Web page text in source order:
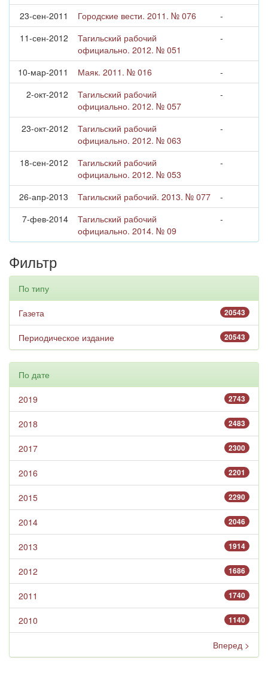
23-сен-2011 Городские вести. 2011. № 076
-
11-сен-2012
Тагильский рабочий
официально. 2012. № 051
-
10-мар-2011 Маяк. 2011. № 016
-
2-окт-2012
Тагильский рабочий
официально. 2012. № 057
-
23-окт-2012
Тагильский рабочий
официально. 2012. № 063
-
18-сен-2012
Тагильский рабочий
официально. 2012. № 053
-
26-апр-2013 Тагильский рабочий. 2013. № 077
-
7-фев-2014
Тагильский рабочий
официально. 2014. № 09
-
Фильтр
По типу
20543
Газета
20543
Периодическое издание
По дате
2743
2019
2483
2018
2300
2017
2201
2016
2290
2015
2046
2014
1914
2013
1686
2012
1740
2011
1140
2010
Вперед >